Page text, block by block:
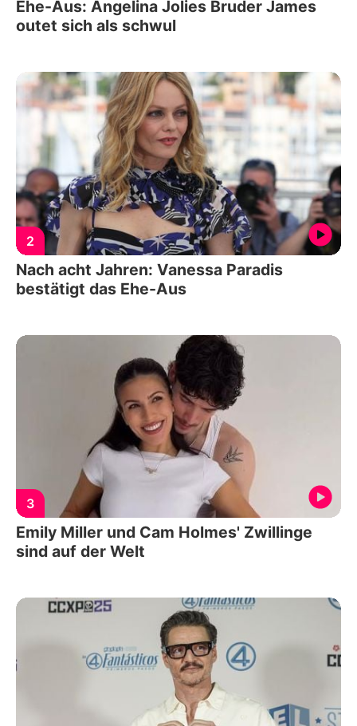
Ehe-Aus: Angelina Jolies Bruder James
outet sich als schwul
2
Nach acht Jahren: Vanessa Paradis
bestätigt das Ehe-Aus
3
Emily Miller und Cam Holmes' Zwillinge
sind auf der Welt